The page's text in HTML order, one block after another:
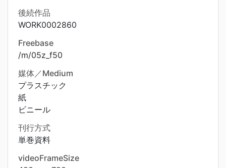
後続作品
WORK0002860
Freebase
/m/05z_f50
媒体／Medium
プラスチック
紙
ビニール
刊行方式
単巻資料
videoFrameSize